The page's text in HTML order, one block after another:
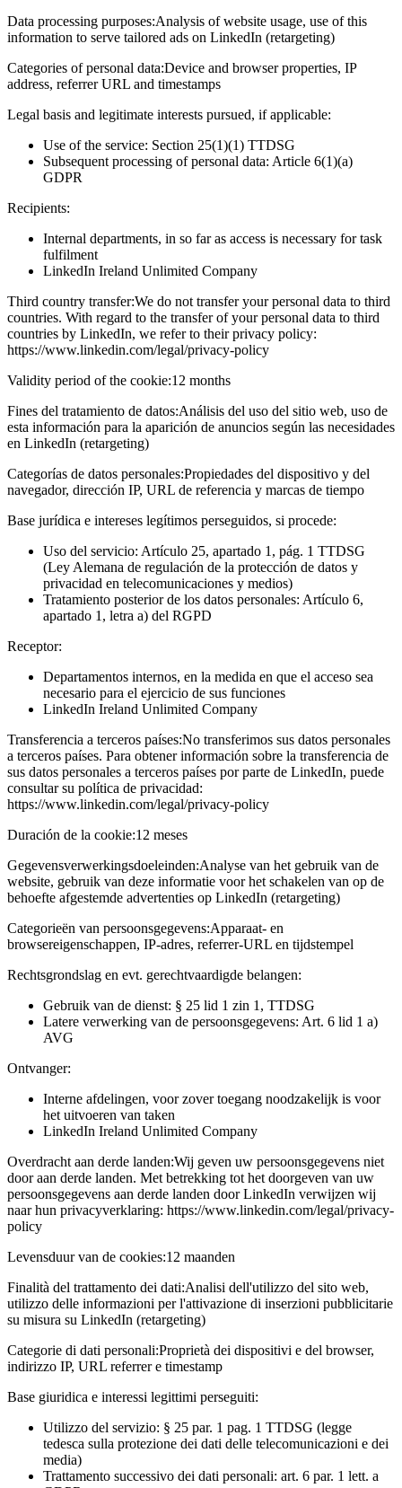
Data processing purposes:Analysis of website usage, use of this
information to serve tailored ads on LinkedIn (retargeting)
Categories of personal data:Device and browser properties, IP
address, referrer URL and timestamps
Legal basis and legitimate interests pursued, if applicable:
Use of the service: Section 25(1)(1) TTDSG
Subsequent processing of personal data: Article 6(1)(a)
GDPR
Recipients:
Internal departments, in so far as access is necessary for task
fulfilment
LinkedIn Ireland Unlimited Company
Third country transfer:We do not transfer your personal data to third
countries. With regard to the transfer of your personal data to third
countries by LinkedIn, we refer to their privacy policy:
https://www.linkedin.com/legal/privacy-policy
Validity period of the cookie:12 months
Fines del tratamiento de datos:Análisis del uso del sitio web, uso de
esta información para la aparición de anuncios según las necesidades
en LinkedIn (retargeting)
Categorías de datos personales:Propiedades del dispositivo y del
navegador, dirección IP, URL de referencia y marcas de tiempo
Base jurídica e intereses legítimos perseguidos, si procede:
Uso del servicio: Artículo 25, apartado 1, pág. 1 TTDSG
(Ley Alemana de regulación de la protección de datos y
privacidad en telecomunicaciones y medios)
Tratamiento posterior de los datos personales: Artículo 6,
apartado 1, letra a) del RGPD
Receptor:
Departamentos internos, en la medida en que el acceso sea
necesario para el ejercicio de sus funciones
LinkedIn Ireland Unlimited Company
Transferencia a terceros países:No transferimos sus datos personales
a terceros países. Para obtener información sobre la transferencia de
sus datos personales a terceros países por parte de LinkedIn, puede
consultar su política de privacidad:
https://www.linkedin.com/legal/privacy-policy
Duración de la cookie:12 meses
Gegevensverwerkingsdoeleinden:Analyse van het gebruik van de
website, gebruik van deze informatie voor het schakelen van op de
behoefte afgestemde advertenties op LinkedIn (retargeting)
Categorieën van persoonsgegevens:Apparaat- en
browsereigenschappen, IP-adres, referrer-URL en tijdstempel
Rechtsgrondslag en evt. gerechtvaardigde belangen:
Gebruik van de dienst: § 25 lid 1 zin 1, TTDSG
Latere verwerking van de persoonsgegevens: Art. 6 lid 1 a)
AVG
Ontvanger:
Interne afdelingen, voor zover toegang noodzakelijk is voor
het uitvoeren van taken
LinkedIn Ireland Unlimited Company
Overdracht aan derde landen:Wij geven uw persoonsgegevens niet
door aan derde landen. Met betrekking tot het doorgeven van uw
persoonsgegevens aan derde landen door LinkedIn verwijzen wij
naar hun privacyverklaring: https://www.linkedin.com/legal/privacy-
policy
Levensduur van de cookies:12 maanden
Finalità del trattamento dei dati:Analisi dell'utilizzo del sito web,
utilizzo delle informazioni per l'attivazione di inserzioni pubblicitarie
su misura su LinkedIn (retargeting)
Categorie di dati personali:Proprietà dei dispositivi e del browser,
indirizzo IP, URL referrer e timestamp
Base giuridica e interessi legittimi perseguiti:
Utilizzo del servizio: § 25 par. 1 pag. 1 TTDSG (legge
tedesca sulla protezione dei dati delle telecomunicazioni e dei
media)
Trattamento successivo dei dati personali: art. 6 par. 1 lett. a